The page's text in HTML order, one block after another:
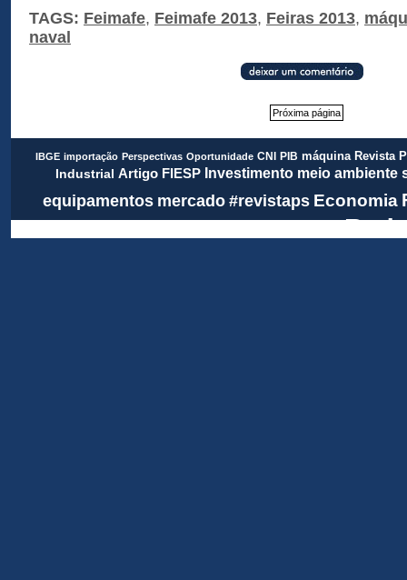
TAGS: Feimafe, Feimafe 2013, Feiras 2013,
naval
Próxima página
IBGE importação Perspectivas Oportunidade CNI PIB máquina Revista
Industrial Artigo FIESP Investimento meio ambiente
equipamentos mercado #revistaps Economia